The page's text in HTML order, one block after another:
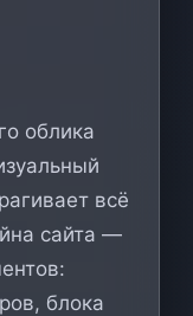
облика
всё
сайта —
блока